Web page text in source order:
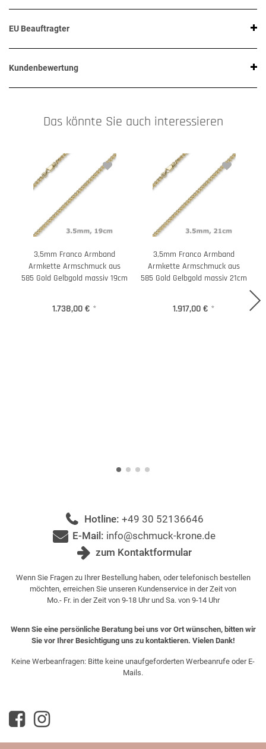
EU Beauftragter
Kundenbewertung
Das könnte Sie auch interessieren
3,5mm Franco Armband
Armkette Armschmuck aus
585 Gold Gelbgold massiv 19cm
1.738,00 € *
3,5mm Franco Armband
Armkette Armschmuck aus
585 Gold Gelbgold massiv 21cm
1.917,00 € *
Hotline: +49 30 52136646
E-Mail: info@schmuck-krone.de
zum Kontaktformular
Wenn Sie Fragen zu Ihrer Bestellung haben, oder telefonisch bestellen
möchten, erreichen Sie unseren Kundenservice in der Zeit von
Mo.- Fr. in der Zeit von 9-18 Uhr und Sa. von 9-14 Uhr
Wenn Sie eine persönliche Beratung bei uns vor Ort wünschen, bitten wir
Sie vor Ihrer Besichtigung uns zu kontaktieren. Vielen Dank!
Keine Werbeanfragen: Bitte keine unaufgeforderten Werbeanrufe oder E-
Mails.